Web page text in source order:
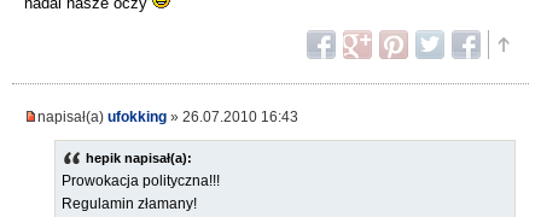
napisał(a) ufokking » 26.07.2010 16:43
hepik napisał(a):
Prowokacja polityczna!!!
Regulamin złamany!